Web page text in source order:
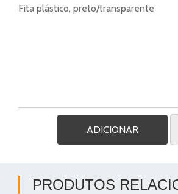
Fita plástico, preto/transparente
PRODUTOS